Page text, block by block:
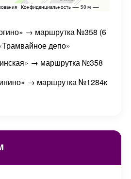
→ маршрутка №358 (6
депо»
→ маршрутка №358
→ маршрутка №1284к